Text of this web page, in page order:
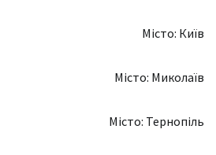
Місто: Київ
Місто: Миколаїв
Місто: Тернопіль